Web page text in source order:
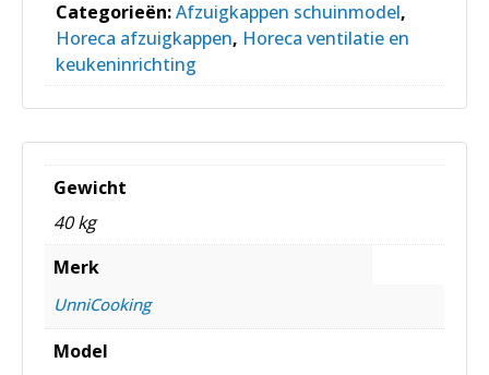
Categorieën:Afzuigkappen schuinmodel,
Horeca afzuigkappen, Horeca ventilatie en
keukeninrichting
Gewicht
40 kg
Merk
UnniCooking
Model